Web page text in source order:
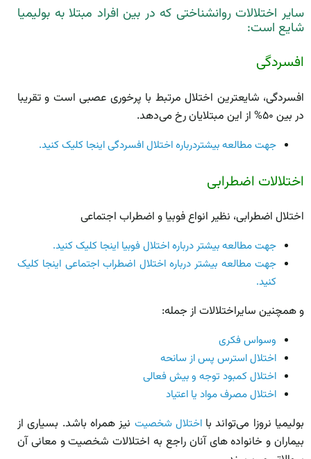
سایر اختلالات روانشناختی که در بین افراد مبتلا به بولیمیا
شایع است:
افسردگی
افسردگی، شایع­ترین اختلال مرتبط با پرخوری عصبی است و تقریبا
در بین ۵۰% از این مبتلایان رخ می‌دهد.
جهت مطالعه بیشتردرباره اختلال افسردگی اینجا کلیک کنید.
اختلالات اضطرابی
اختلال اضطرابی، نظیر انواع فوبیا­ و اضطراب­ اجتماعی
جهت مطالعه بیشتر درباره اختلال فوبیا اینجا کلیک کنید.
جهت مطالعه بیشتر درباره اختلال اضطراب اجتماعی اینجا کلیک
کنید.
و همچنین سایراختلالات از جمله:
وسواس فکری
اختلال استرس پس از سانحه
اختلال کمبود ­توجه و بیش ­فعالی
اختلال مصرف مواد یا اعتیاد
بولیمیا نروزا می‌تواند بااختلال شخصیت نیز همراه باشد. بسیاری از
بیماران و خانواده­ های آنان راجع به اختلالات شخصیت و معانی آن